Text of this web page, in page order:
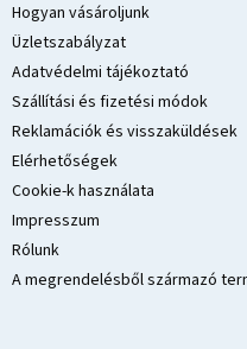
Hogyan vásároljunk
Üzletszabályzat
Adatvédelmi tájékoztató
Szállítási és fizetési módok
Reklamációk és visszaküldések
Elérhetőségek
Cookie-k használata
Impresszum
Rólunk
A megrendelésből származó